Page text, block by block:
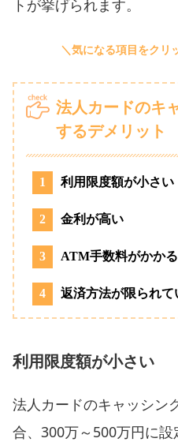
トが挙げられます。
法人カードのキ
するデメリット
1 利用限度額が小さい
2 金利が高い
3 ATM手数料がかかる
4 返済方法が限られて
利用限度額が小さい
法人カードのキャッシン
合、300万～500万円に